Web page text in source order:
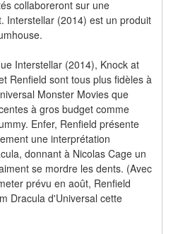
collaboreront sur une
Interstellar (2014) est un produit
Interstellar (2014), Knock at
Renfield sont tous plus fidèles à
Monster Movies que
à gros budget comme
Enfer, Renfield présente
une interprétation
donnant à Nicolas Cage un
se mordre les dents. (Avec
prévu en août, Renfield
Dracula d'Universal cette